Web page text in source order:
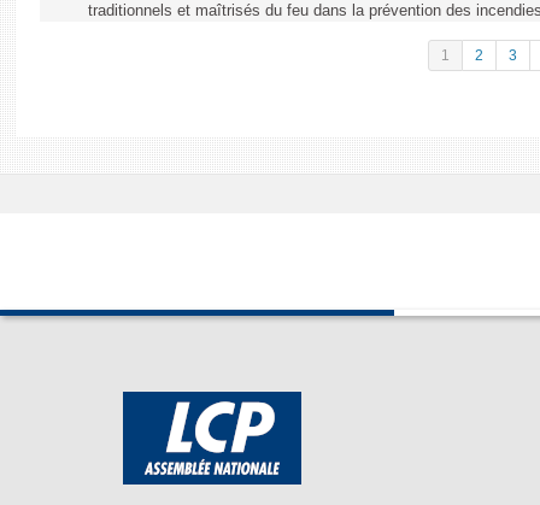
traditionnels et maîtrisés du feu dans la prévention des
1 2 3